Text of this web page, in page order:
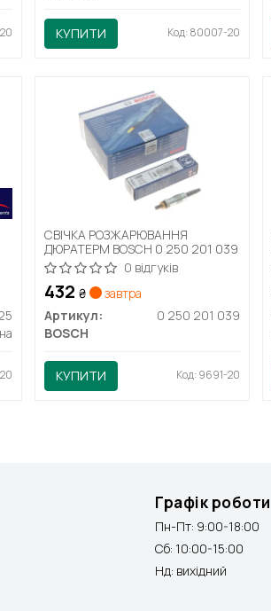
КУПИТИ Код: 80007-20
СВІЧКА РОЗЖАРЮВАННЯ
ДЮРАТЕРМ BOSCH 0 250 201 039
0 відгуків
432 ₴
завтра
Артикул:
0 250 201 039
BOSCH
КУПИТИ Код: 9691-20
Графік роботи
Пн-Пт: 9:00-18:00
Сб: 10:00-15:00
Нд: вихідний